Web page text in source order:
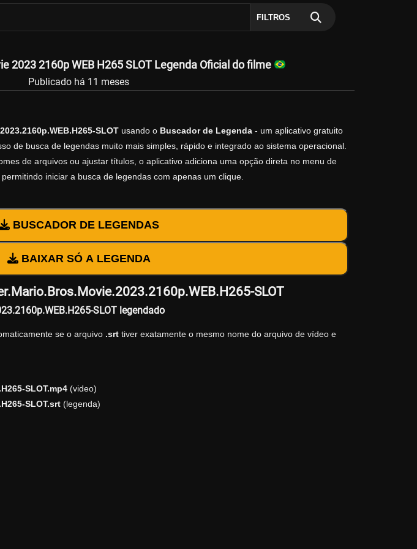
FILTROS
2023 2160p WEB H265 SLOT Legenda Oficial do filme
Publicado há 11 meses
SLOTusando o Buscador de Legenda- um aplicativo gratuito
de busca de legendas muito mais simples, rápido e integrado ao sistema operacional.
de arquivos ou ajustar títulos, o aplicativo adiciona uma opção direta no menu de
iniciar a busca de legendas com apenas um clique.
BUSCADOR DE LEGENDAS
BAIXAR SÓ A LEGENDA
SLOT
SLOT legendado
se o arquivo .srttiver exatamente o mesmo nome do arquivo de vídeo e
SLOT.mp4(video)
SLOT.srt(legenda)